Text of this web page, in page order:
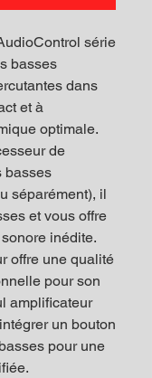
série
basses
dans
et à
optimale.
de
basses
séparément), il
et vous offre
inédite.
offre une qualité
pour son
amplificateur
un bouton
pour une